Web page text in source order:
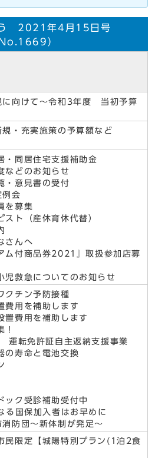
う 2021年4月15日号
No.1669）
向けて～令和3年度 当初予算
・充実施策の予算額など
同居住宅支援補助金
などのお知らせ
・意見書の受付
会
を募集
ト（産休育休代替）
さんへ
ム付商品券2021』取扱参加店募
救急についてのお知らせ
クチン予防接種
用を補助します
費用を補助します
！
転免許証自主返納支援事業
の寿命と電池交換
ク受診補助受付中
国保加入者はお早めに
防団～新体制が発足～
限定【城陽特別プラン(1泊2食